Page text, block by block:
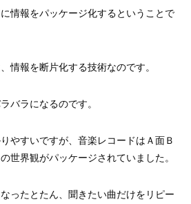
情報をパッケージ化するということで
情報を断片化する技術なのです。
バラになるのです。
やすいですが、音楽レコードはＡ面Ｂ
世界観がパッケージされていました。
ったとたん、聞きたい曲だけをリピー